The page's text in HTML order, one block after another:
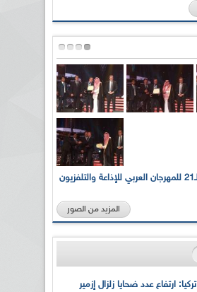
بالصور... الدورة الـ21 للمهرجان العربي للإذاعة والتلفزيون
المزيد من الصور
تركيا: ارتفاع عدد ضحايا زلزال إزمير